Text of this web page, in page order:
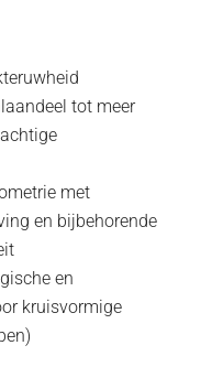
tot meer
met
en bijbehorende
en
kruisvormige